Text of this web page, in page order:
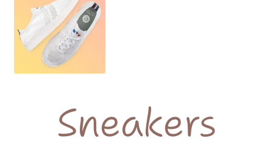
Sneakers